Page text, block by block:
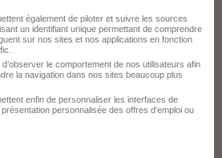
H/F
Intérim
France Travail
2026
également de piloter et suivre les sources
un identifiant unique permettant de comprendre
sur nos sites et nos applications en fonction
le comportement de nos utilisateurs afin
la navigation dans nos sites beaucoup plus
enfin de personnaliser les interfaces de
personnalisée des offres d'emploi ou